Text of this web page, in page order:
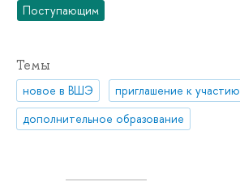
Поступающим
Темы
новое в ВШЭ
приглашение к участию
дополнительное образование